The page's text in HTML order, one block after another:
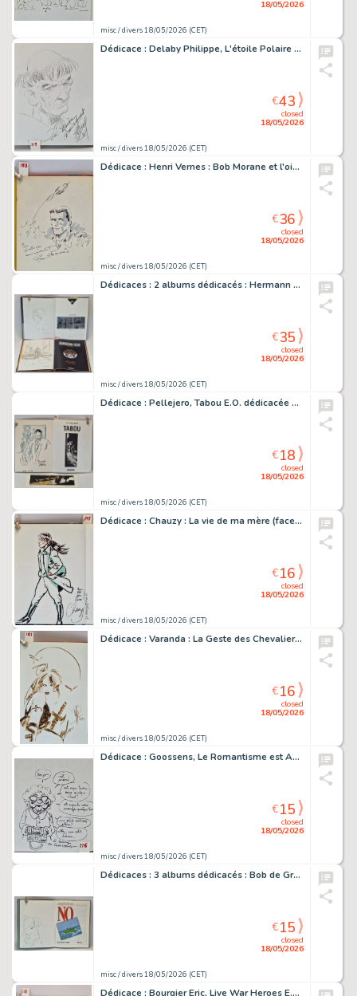
misc / divers 18/05/2026 (CET)
18/05/2026
Dédicace : Delaby Philippe, L'étoile Polaire E.O. dédicacée
misc / divers 18/05/2026 (CET)
closed
18/05/2026
€43
Dédicace : Henri Vernes : Bob Morane et l'oiseau de feu E.O.…
misc / divers 18/05/2026 (CET)
closed
18/05/2026
€36
Dédicaces : 2 albums dédicacés : Hermann et Van Hamme : Lune de…
misc / divers 18/05/2026 (CET)
closed
18/05/2026
€35
Dédicace : Pellejero, Tabou E.O. dédicacée + ex-libris numéroté…
misc / divers 18/05/2026 (CET)
closed
18/05/2026
€18
Dédicace : Chauzy : La vie de ma mère (face B) E.O. dédicacée
misc / divers 18/05/2026 (CET)
closed
18/05/2026
€16
Dédicace : Varanda : La Geste des Chevaliers Dragons "Jaïna" E.O.…
misc / divers 18/05/2026 (CET)
closed
18/05/2026
€16
Dédicace : Goossens, Le Romantisme est Absolu E.O. dédicacée
misc / divers 18/05/2026 (CET)
closed
18/05/2026
€15
Dédicaces : 3 albums dédicacés : Bob de Groot et Jacques Landrain…
misc / divers 18/05/2026 (CET)
closed
18/05/2026
€15
Dédicace : Bourgier Eric, Live War Heroes E.O. dédicacée